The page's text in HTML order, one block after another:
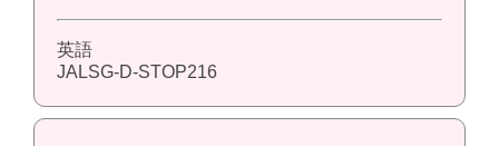
英語
JALSG-D-STOP216